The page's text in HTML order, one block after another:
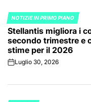
POSTED
IN
NOTIZIE IN PRIMO PIANO
Stellantis migliora i
secondo trimestre e
stime per il 2026
onLuglio 30, 2026